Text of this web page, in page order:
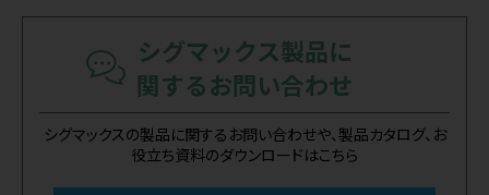
シグマックス製品に
関するお問い合わせ
シグマックスの製品に関するお問い合わせや、製品カタログ、お
役立ち資料のダウンロードはこちら